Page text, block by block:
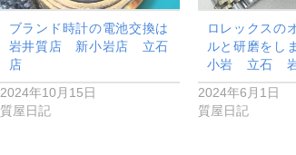
ブランド時計の電池交換は
岩井質店 新小岩店 立石
店
2024年10月15日
質屋日記
ロレックスの
ルと研磨を
小岩 立石
2024年6月1日
質屋日記